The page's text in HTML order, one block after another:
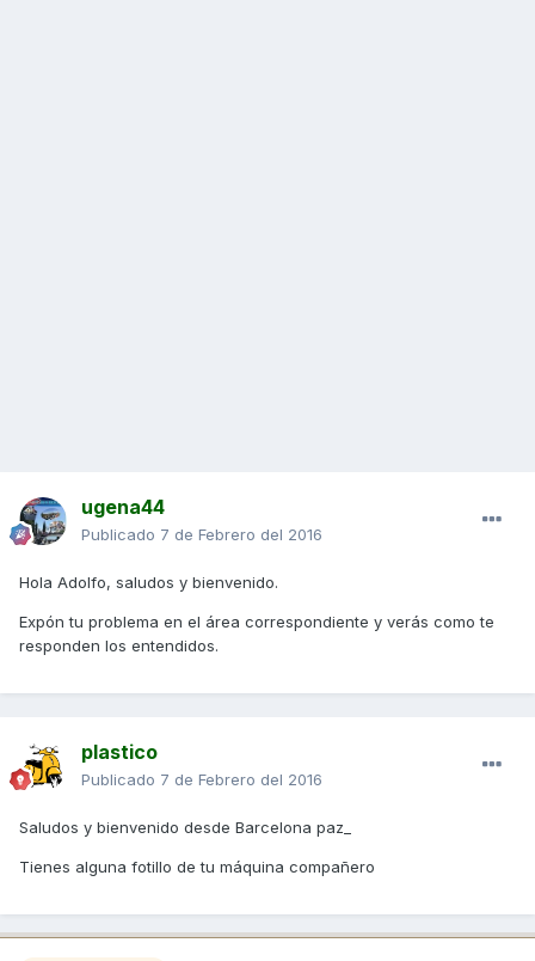
ugena44
Publicado 7 de Febrero del 2016
Hola Adolfo, saludos y bienvenido.
Expón tu problema en el área correspondiente y verás como te
responden los entendidos.
plastico
Publicado 7 de Febrero del 2016
Saludos y bienvenido desde Barcelona paz_
Tienes alguna fotillo de tu máquina compañero